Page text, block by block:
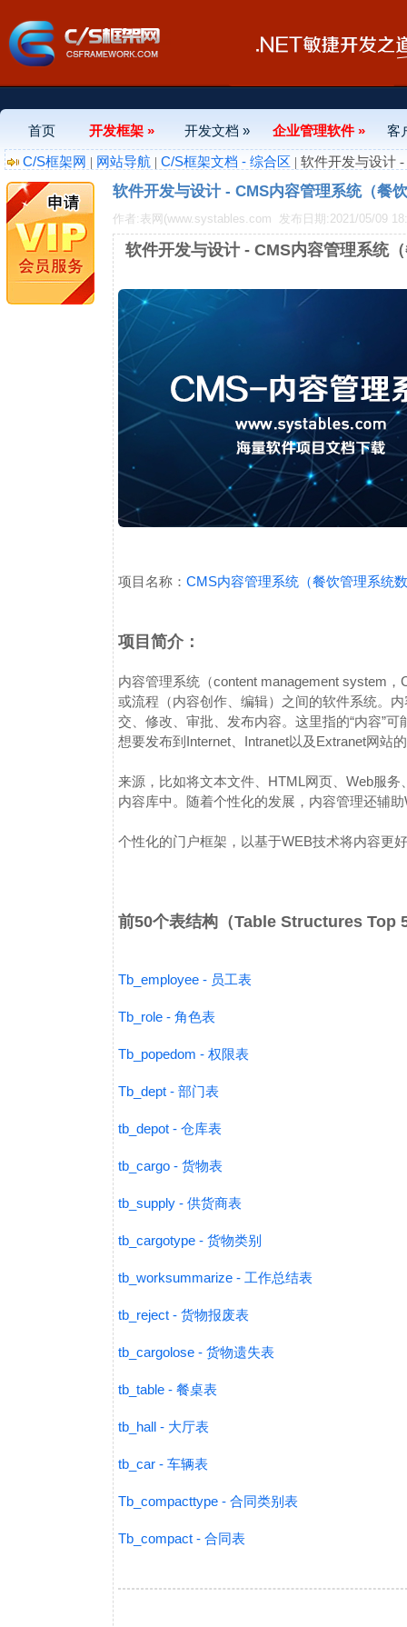
首页 开发框架 » 开发文档 » 企业管理软件 »
客
C/S框架网 | 网站导航 | C/S框架文档 - 综合区 | 软件开发与设计
软件开发与设计 - CMS内容管理系统（餐
作者:表网(www.systables.com 发布日期:2021/05/09
软件开发与设计 - CMS内容管理系统
项目名称： CMS内容管理系统（餐饮管理系统
项目简介：
内容管理系统（content management system
或流程（内容创作、编辑）之间的软件系统。
交、修改、审批、发布内容。这里指的“内容”
想要发布到Internet、Intranet以及Extranet网站
来源，比如将文本文件、HTML网页、Web服
内容库中。 随着个性化的发展，内容管理还辅
个性化的门户框架，以基于WEB技术将内容更
前50个表结构（Table Structures Top
Tb_employee - 员工表
Tb_role - 角色表
Tb_popedom - 权限表
Tb_dept - 部门表
tb_depot - 仓库表
tb_cargo - 货物表
tb_supply - 供货商表
tb_cargotype - 货物类别
tb_worksummarize - 工作总结表
tb_reject - 货物报废表
tb_cargolose - 货物遗失表
tb_table - 餐桌表
tb_hall - 大厅表
tb_car - 车辆表
Tb_compacttype - 合同类别表
Tb_compact - 合同表